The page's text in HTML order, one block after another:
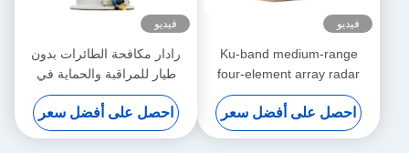
فيديو
Ku-band medium-range
four-element array radar
with cutting-edge micro-
Doppler and flight path
technology
احصل على أفضل سعر
فيديو
رادار مكافحة الطائرات بدون
طيار للمراقبة والحماية في
المناطق الرئيسية مع الكشف
الدقيق عن الأهداف والاستجابة
الفورية باستخدام تقنية النطاق S
احصل على أفضل سعر